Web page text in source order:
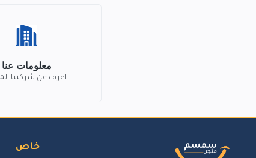
معلومات عنا
اعرف عن شركتنا
خاص